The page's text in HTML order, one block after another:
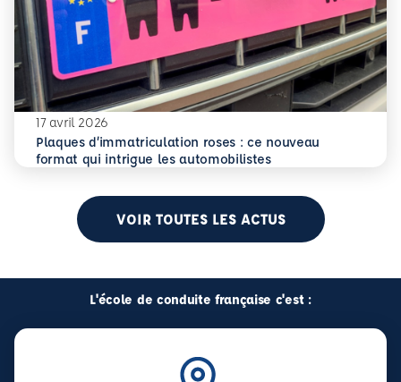
17 avril 2026
Plaques d’immatriculation roses : ce nouveau
format qui intrigue les automobilistes
En savoir plus
Plaques d’immatriculation roses : ce nouveau format
VOIR TOUTES LES ACTUS
L'école de conduite française c'est :